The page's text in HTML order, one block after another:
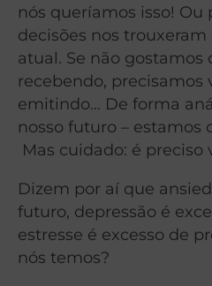
nós queríamos isso! Ou
decisões nos
atual. Se não gostamos
recebendo, precisamos
emitindo… De forma
nosso futuro – estamos
Mas cuidado: é preciso
Dizem por aí que
futuro, depressão é
estresse é excesso de
nós temos?